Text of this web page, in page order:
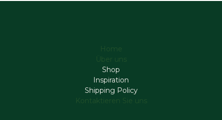
Home
Über uns
Shop
Inspiration
Shipping Policy
Kontaktieren Sie uns